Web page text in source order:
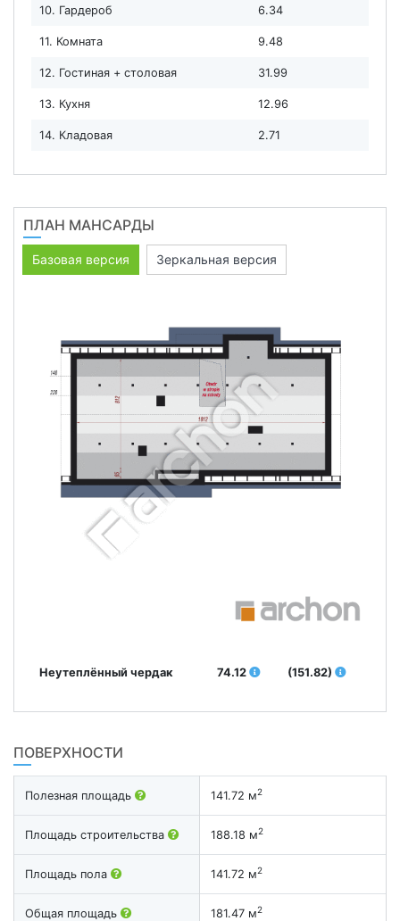
10. Гардероб 6.34
11. Комната 9.48
12. Гостиная + столовая 31.99
13. Кухня 12.96
14. Кладовая 2.71
ПЛАН МАНСАРДЫ
Базовая версия Зеркальная версия
Неутеплённый чердак 74.12 (151.82)
ПОВЕРХНОСТИ
Полезная площадь 141.72 м2
Площадь строительства 188.18 м2
Площадь пола 141.72 м2
Общая площадь 181.47 м2